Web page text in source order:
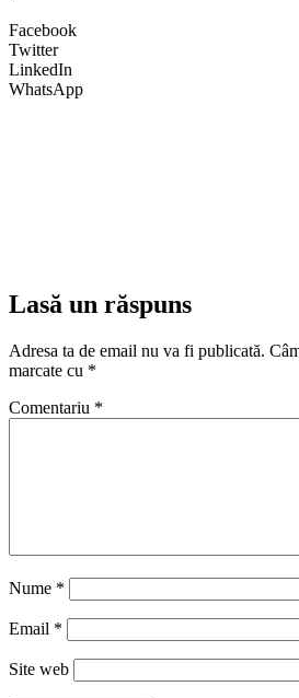
Facebook
Twitter
LinkedIn
WhatsApp
Lasă un răspuns
Adresa ta de email nu va fi publicată.
marcate cu *
Comentariu *
Nume *
Email *
Site web